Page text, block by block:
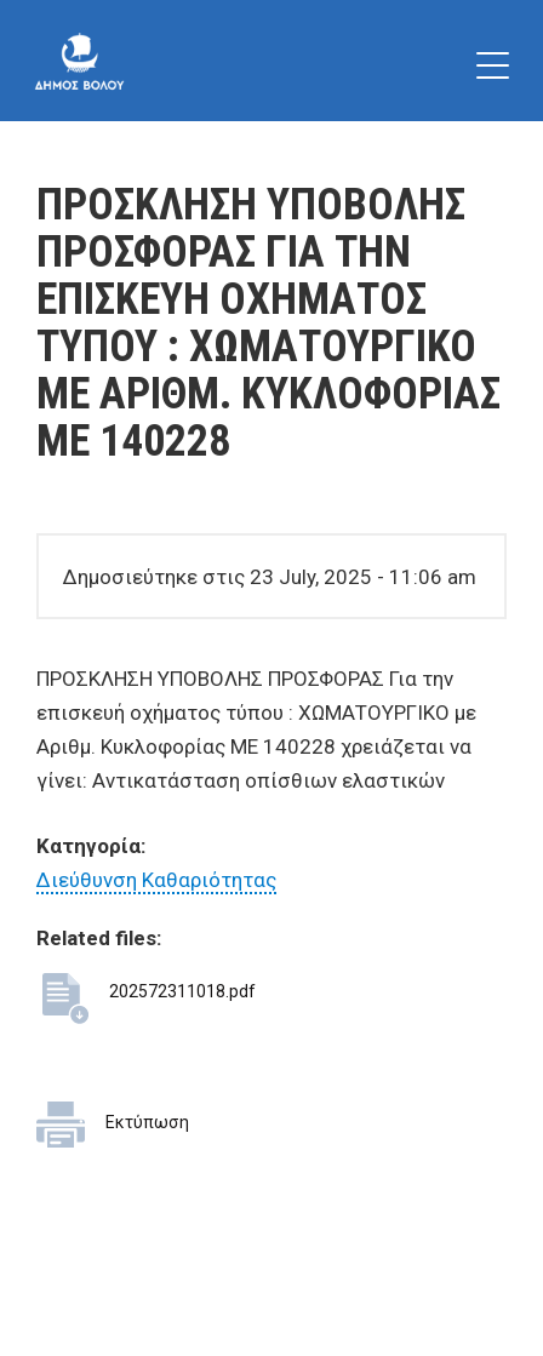
ΠΡΟΣΚΛΗΣΗ ΥΠΟΒΟΛΗΣ
ΠΡΟΣΦΟΡΑΣ ΓΙΑ ΤΗΝ
ΕΠΙΣΚΕΥΗ ΟΧΗΜΑΤΟΣ
ΤΥΠΟΥ : ΧΩΜΑΤΟΥΡΓΙΚΟ
ΜΕ ΑΡΙΘΜ. ΚΥΚΛΟΦΟΡΙΑΣ
ΜΕ 140228
Δημοσιεύτηκε στις 23 July, 2025 - 11:06 am
ΠΡΟΣΚΛΗΣΗ ΥΠΟΒΟΛΗΣ ΠΡΟΣΦΟΡΑΣ Για την
επισκευή οχήματος τύπου : ΧΩΜΑΤΟΥΡΓΙΚΟ με
Αριθμ. Κυκλοφορίας ΜΕ 140228 χρειάζεται να
γίνει: Αντικατάσταση οπίσθιων ελαστικών
Κατηγορία:
Διεύθυνση Καθαριότητας
Related files:
202572311018.pdf
Εκτύπωση